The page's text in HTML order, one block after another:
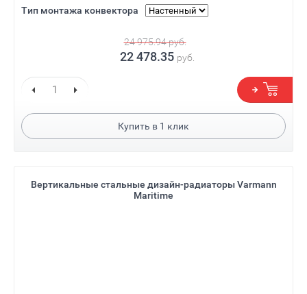
Тип монтажа конвектора
24 975.94руб.
22 478.35 руб.
Купить в 1 клик
Вертикальные стальные дизайн-радиаторы Varmann
Maritime